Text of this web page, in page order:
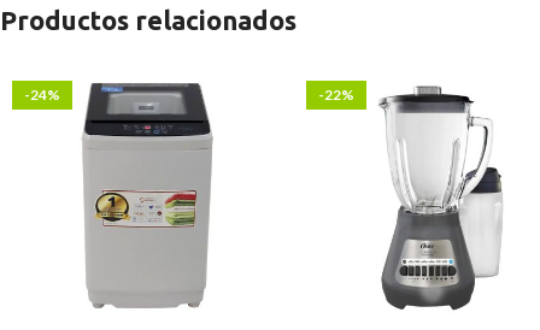
Productos relacionados
-24% -22%